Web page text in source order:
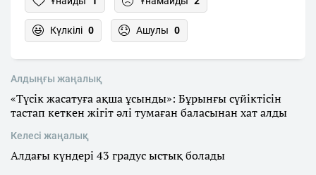
Күлкілі 0 Ашулы 0
Алдыңғы жаңалық
«Түсік жасатуға ақша ұсынды»: Бұрынғы сүйіктісін
тастап кеткен жігіт әлі тумаған баласынан хат алды
Келесі жаңалық
Алдағы күндері 43 градус ыстық болады